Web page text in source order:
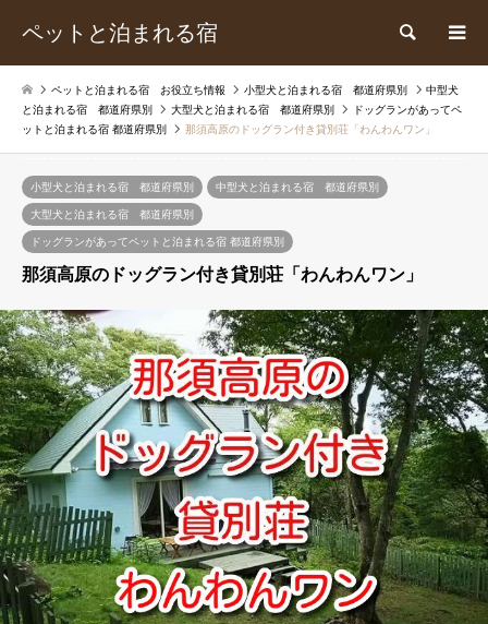
ペットと泊まれる宿 検索
ペットと泊まれる宿 お役立ち情報 小型犬と泊まれる宿 都道府県別
中型犬
と泊まれる宿 都道府県別
大型犬と泊まれる宿 都道府県別
ドッグランがあってペ
ットと泊まれる宿 都道府県別
那須高原のドッグラン付き貸別荘「わんわんワン」
小型犬と泊まれる宿 都道府県別 中型犬と泊まれる宿 都道府県別
大型犬と泊まれる宿 都道府県別
ドッグランがあってペットと泊まれる宿 都道府県別
那須高原のドッグラン付き貸別荘「わんわんワン」